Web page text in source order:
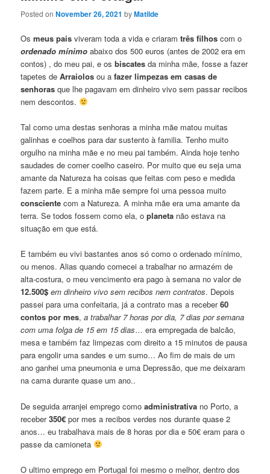
Posted onNovember 26, 2021 byMatilde
Osmeus pais viveram toda a vida e criaramtrês filhos com o
ordenado mínimo abaixo dos 500 euros (antes de 2002 era em
contos) , do meu pai, e osbiscates da minha mãe, fosse a fazer
tapetes deArraiolos ou afazer limpezas em casas de
senhoras que lhe pagavam em dinheiro vivo sem passar recibos
nem descontos.
Tal como uma destas senhoras a minha mãe matou muitas
galinhas e coelhos para dar sustento à familia. Tenho muito
orgulho na minha mãe e no meu pai também. Ainda hoje tenho
saudades de comer coelho caseiro. Por muito que eu seja uma
amante da Natureza ha coisas que feitas com peso e medida
fazem parte. E a minha mãe sempre foi uma pessoa muito
conscientecom a Natureza. A minha mãe era uma amante da
terra. Se todos fossem como ela, oplaneta não estava na
situação em que está.
E também eu vivi bastantes anos só como o ordenado mínimo,
ou menos. Alias quando comecei a trabalhar no armazém de
alta-costura, o meu vencimento era pago à semana no valor de
12.500$em dinheiro vivo sem recibos nem contratos. Depois
passei para uma confeitaria, já a contrato mas a receber60
contos por mes,a trabalhar 7 horas por dia, 7 dias por semana
com uma folga de 15 em 15 dias… era empregada de balcão,
mesa e também faz limpezas com direito a 15 minutos de pausa
para engolir uma sandes e um sumo… Ao fim de mais de um
ano ganhei uma pneumonia e uma Depressão, que me deixaram
na cama durante quase um ano..
De seguida arranjei emprego comoadministrativa no Porto, a
receber350€ por mes a recibos verdes nos durante quase 2
anos… eu trabalhava mais de 8 horas por dia e 50€ eram para o
passe da camioneta
O ultimo emprego em Portugal foi mesmo o melhor, dentro dos